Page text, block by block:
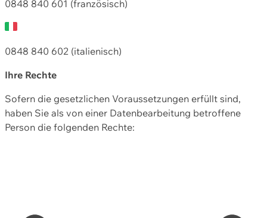
0848 840 601 (französisch)
0848 840 602 (italienisch)
Ihre Rechte
Sofern die gesetzlichen Voraussetzungen erfüllt sind,
haben Sie als von einer Datenbearbeitung betroffene
Person die folgenden Rechte: